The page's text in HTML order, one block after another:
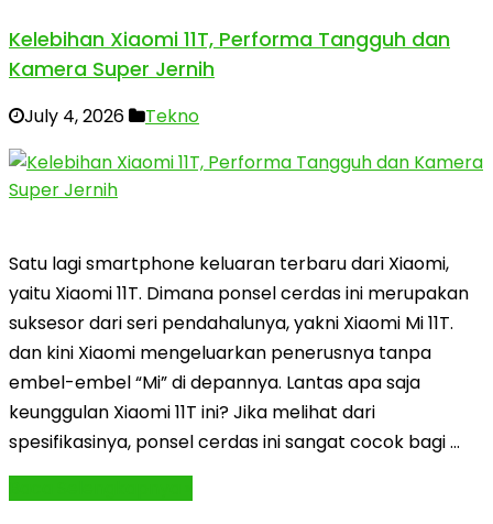
Kelebihan Xiaomi 11T, Performa Tangguh dan
Kamera Super Jernih
July 4, 2026 Tekno
Satu lagi smartphone keluaran terbaru dari Xiaomi,
yaitu Xiaomi 11T. Dimana ponsel cerdas ini merupakan
suksesor dari seri pendahalunya, yakni Xiaomi Mi 11T.
dan kini Xiaomi mengeluarkan penerusnya tanpa
embel-embel “Mi” di depannya. Lantas apa saja
keunggulan Xiaomi 11T ini? Jika melihat dari
spesifikasinya, ponsel cerdas ini sangat cocok bagi …